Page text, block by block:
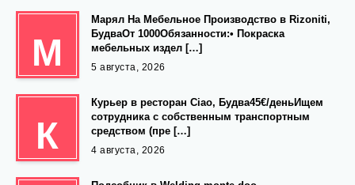
М
Марял На Мебельное Производство в Rizoniti,
БудваОт 1000Обязанности:• Покраска
мебельных издел […]
5 августа, 2026
К
Курьер в ресторан Ciao, Будва45€/деньИщем
сотрудника с собственным транспортным
средством (пре […]
4 августа, 2026